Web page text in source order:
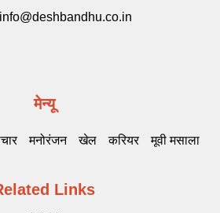
info@deshbandhu.co.in
मेन्यू
मनोरंजन खेल करियर मूवी मसाला
Links